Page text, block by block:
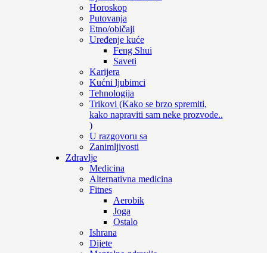
Horoskop
Putovanja
Etno/običaji
Uređenje kuće
Feng Shui
Saveti
Karijera
Kućni ljubimci
Tehnologija
Trikovi (Kako se brzo spremiti,
kako napraviti sam neke prozvode..
)
U razgovoru sa
Zanimljivosti
Zdravlje
Medicina
Alternativna medicina
Fitnes
Aerobik
Joga
Ostalo
Ishrana
Dijete